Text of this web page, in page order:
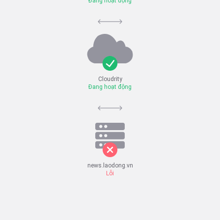
Cloudrity
Đang hoạt động
news.laodong.vn
Lỗi